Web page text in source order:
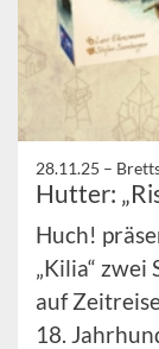
28.11.25 –
Hutter:
Huch!
„Kilia“
auf
18.